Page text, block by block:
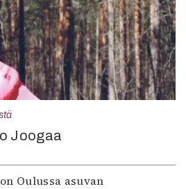
Joogaa
Oulussa asuvan